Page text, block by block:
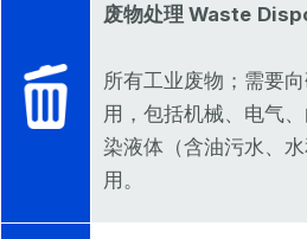
废物处理 Waste
所有工业废物；需要
用，包括机械、电气
染液体（含油污水、
用。